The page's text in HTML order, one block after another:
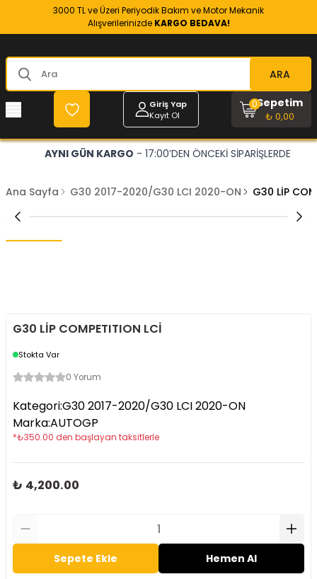
3000 TL ve Üzeri Periyodik Bakım ve Motor Mekanik
Alışverilerinizde KARGO BEDAVA!
ARA
Giriş Yap
Kayıt Ol
Sepetim
₺ 0,00
0
AYNI GÜN KARGO - 17:00’DEN ÖNCEKİ SİPARİŞLERDE
Ana Sayfa G30 2017-2020/G30 LCI 2020-ON G30 LİP
G30 LİP COMPETITION LCİ
Stokta Var
0 Yorum
Kategori:G30 2017-2020/G30 LCI 2020-ON
Marka:AUTOGP
*₺350.00 den başlayan taksitlerle
₺ 4,200.00
Sepete Ekle Hemen Al